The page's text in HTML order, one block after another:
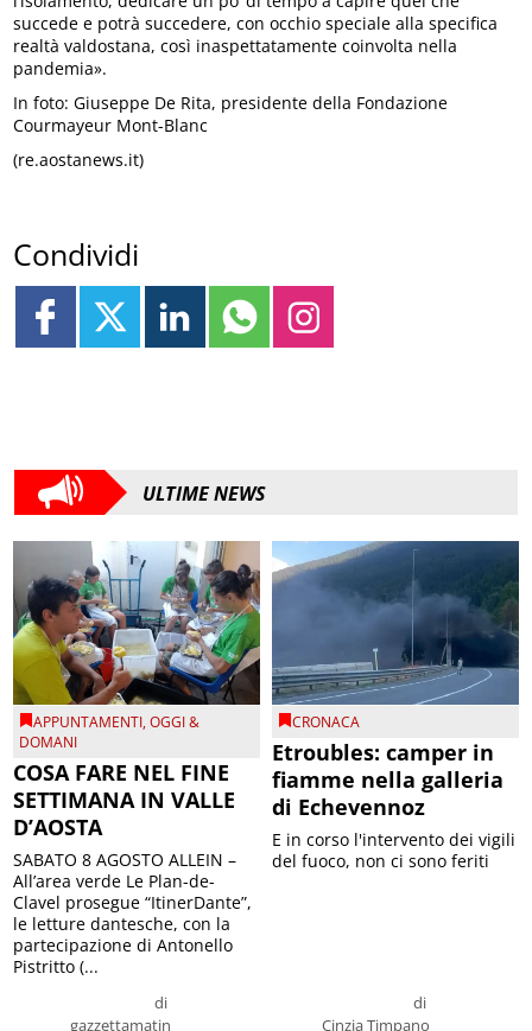
succede e potrà succedere, con occhio speciale alla specifica
realtà valdostana, così inaspettatamente coinvolta nella
pandemia».
In foto: Giuseppe De Rita, presidente della Fondazione
Courmayeur Mont-Blanc
(re.aostanews.it)
Condividi
ULTIME NEWS
APPUNTAMENTI,OGGI &
DOMANI
COSA FARE NEL FINE
SETTIMANA IN VALLE
D’AOSTA
di
gazzettamatin
SABATO 8 AGOSTO ALLEIN –
All’area verde Le Plan-de-
Clavel prosegue “ItinerDante”,
le letture dantesche, con la
partecipazione di Antonello
Pistritto (...
CRONACA
Etroubles: camper in
fiamme nella galleria
di Echevennoz
di
Cinzia Timpano
E in corso l'intervento dei vigili
del fuoco, non ci sono feriti